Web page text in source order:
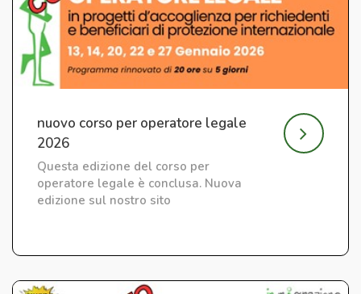
nuovo corso per operatore legale
2026
Questa edizione del corso per
operatore legale è conclusa. Nuova
edizione sul nostro sito